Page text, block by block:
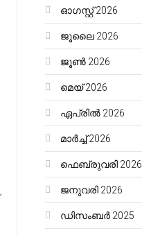
ഓഗസ്റ്റ്‌ 2026
ജൂലൈ 2026
ജൂൺ 2026
മെയ്‌ 2026
ഏപ്രിൽ 2026
മാർച്ച്‌ 2026
ഫെബ്രുവരി 2026
ജനുവരി 2026
ഡിസംബർ 2025